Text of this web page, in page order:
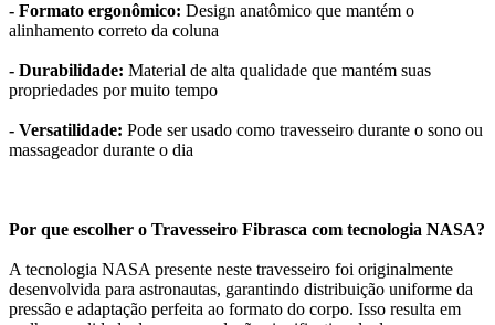
- Formato ergonômico: Design anatômico que mantém o
alinhamento correto da coluna
- Durabilidade: Material de alta qualidade que mantém suas
propriedades por muito tempo
- Versatilidade: Pode ser usado como travesseiro durante o sono ou
massageador durante o dia
Por que escolher o Travesseiro Fibrasca com tecnologia NASA?
A tecnologia NASA presente neste travesseiro foi originalmente
desenvolvida para astronautas, garantindo distribuição uniforme da
pressão e adaptação perfeita ao formato do corpo. Isso resulta em